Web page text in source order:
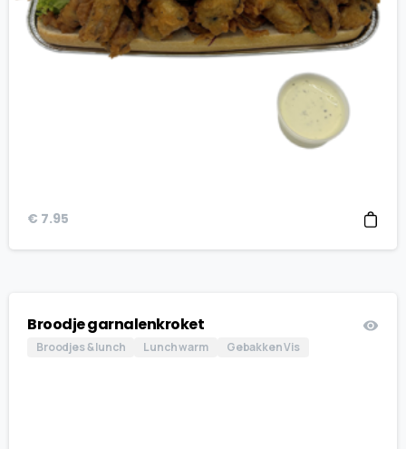
€ 7.95
Broodje garnalenkroket
Broodjes & lunch Lunch warm Gebakken Vis